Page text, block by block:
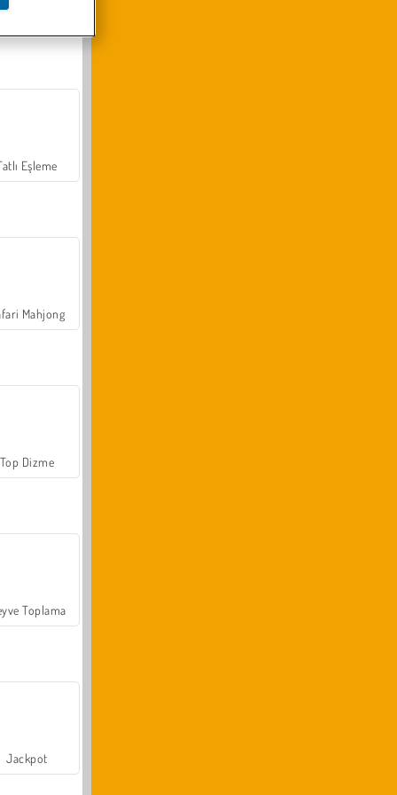
Eşleme
Mahjong
Top Dizme
Toplama
Jackpot